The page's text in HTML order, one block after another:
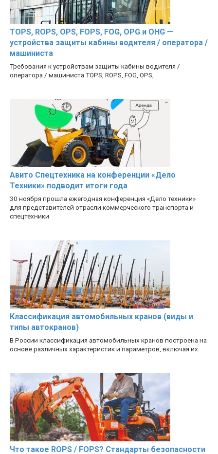
TOPS, ROPS, OPS, FOPS, FOG, OPG и OHG —
устройства защиты кабины водителя / оператора /
машиниста
Требования к устройствам защиты кабины водителя /
оператора / машиниста TOPS, ROPS, FOG, OPS,
Авито Спецтехника на конференции «Дело
Техники» подводит итоги года
30 ноября прошла ежегодная конференция «Дело техники»
для представителей отрасли коммерческого транспорта и
спецтехники
Классификация автомобильных кранов (виды и
типы автокранов)
В России классификация автомобильных кранов построена на
основе различных характеристик и параметров, включая их
Что такое ROPS / FOPS? Стандарты безопасности